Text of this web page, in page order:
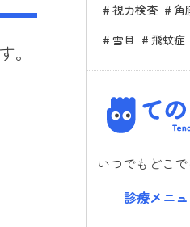
。
視力検査
角
雪目
飛蚊症
いつでもどこ
診療メニ